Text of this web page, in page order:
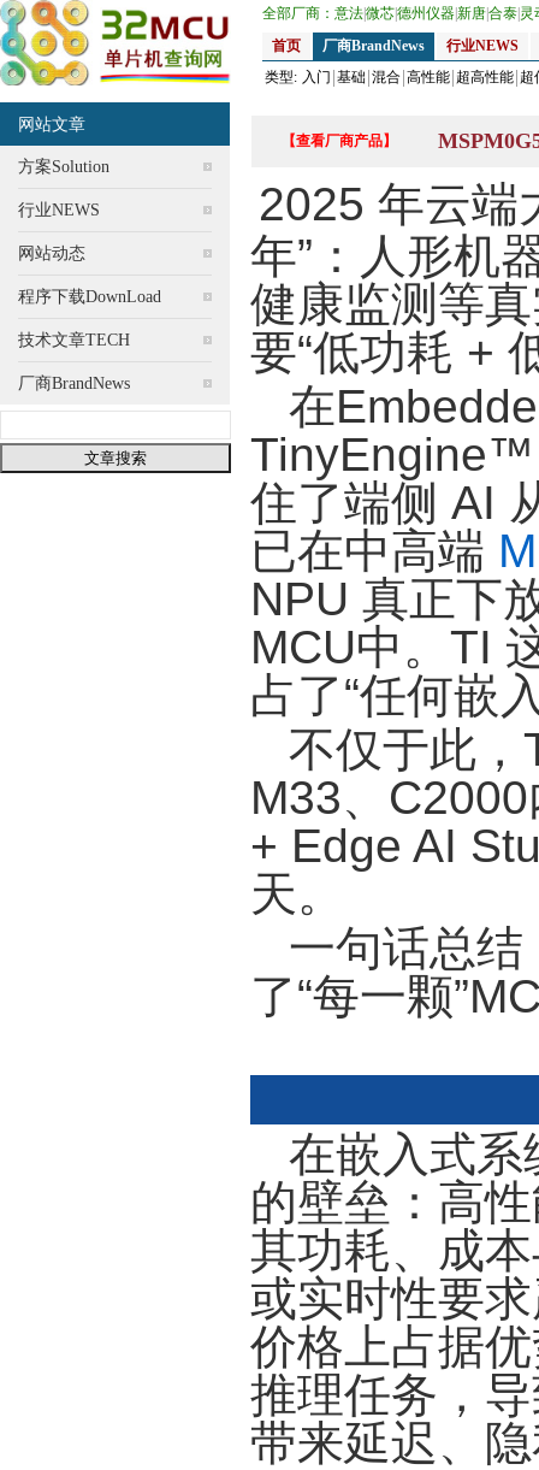
全部厂商： 意法微芯德州仪器新唐合泰 灵
首页
厂商BrandNews
行业NEWS
类型: 入门 基础 混合 高性能 超高性能 超
网站文章
方案Solution
行业NEWS
网站动态
程序下载DownLoad
技术文章TECH
厂商BrandNews
【查看厂商产品】
2025 年云端
年”：人形机
健康监测等
要“低功耗 +
在
TinyEngine™
住了端侧 AI
已在中高端
NPU 真正下
MCU中。TI
占了“任何嵌
不仅于此，
M33、
+ Edge AI
天。
一句话总
了“每一颗
在嵌入式系
的壁垒：高
其功耗、成
或实时性要
价格上占据
推理任务，
带来延迟、